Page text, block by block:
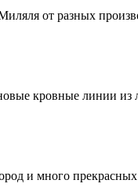
от разных
кровные линии из
и много